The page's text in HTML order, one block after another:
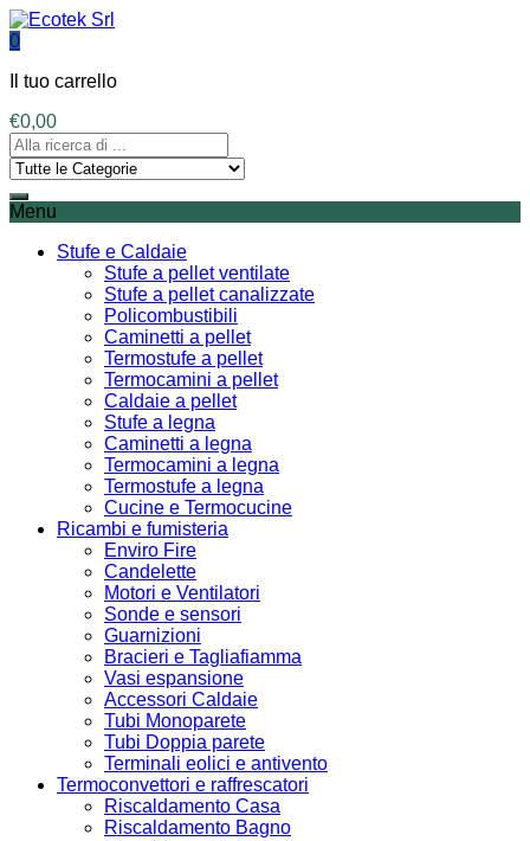
0
Il tuo carrello
€0,00
Menu
Stufe e Caldaie
Stufe a pellet ventilate
Stufe a pellet canalizzate
Policombustibili
Caminetti a pellet
Termostufe a pellet
Termocamini a pellet
Caldaie a pellet
Stufe a legna
Caminetti a legna
Termocamini a legna
Termostufe a legna
Cucine e Termocucine
Ricambi e fumisteria
Enviro Fire
Candelette
Motori e Ventilatori
Sonde e sensori
Guarnizioni
Bracieri e Tagliafiamma
Vasi espansione
Accessori Caldaie
Tubi Monoparete
Tubi Doppia parete
Terminali eolici e antivento
Termoconvettori e raffrescatori
Riscaldamento Casa
Riscaldamento Bagno